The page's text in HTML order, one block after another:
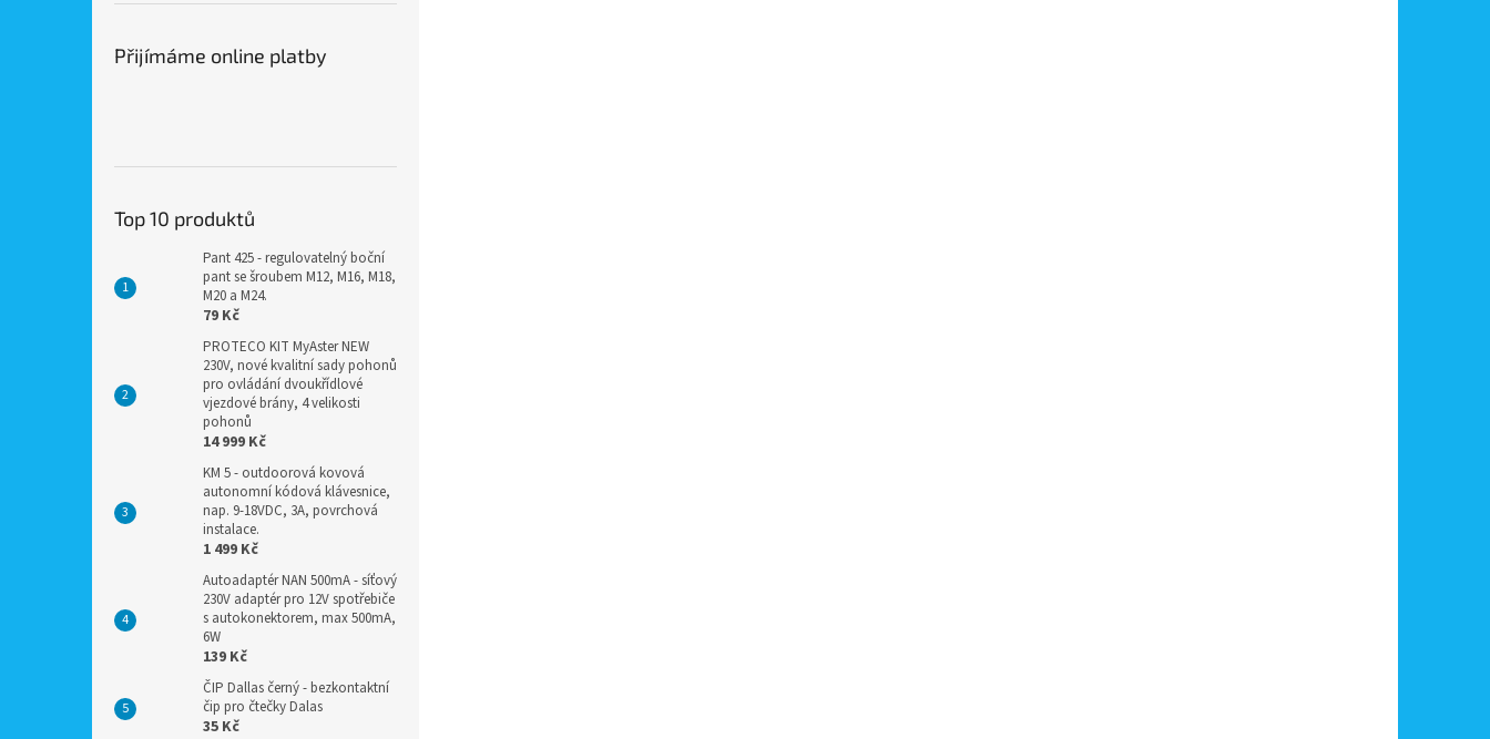
Přijímáme online platby
Top 10 produktů
Pant 425 - regulovatelný boční
pant se šroubem M12, M16, M18,
M20 a M24.
79 Kč
PROTECO KIT MyAster NEW
230V, nové kvalitní sady pohonů
pro ovládání dvoukřídlové
vjezdové brány, 4 velikosti
pohonů
14 999 Kč
KM 5 - outdoorová kovová
autonomní kódová klávesnice,
nap. 9-18VDC, 3A, povrchová
instalace.
1 499 Kč
Autoadaptér NAN 500mA - síťový
230V adaptér pro 12V spotřebiče
s autokonektorem, max 500mA,
6W
139 Kč
ČIP Dallas černý - bezkontaktní
čip pro čtečky Dalas
35 Kč